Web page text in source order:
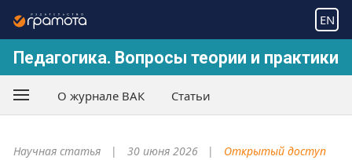
EN
Педагогика. Вопросы теории и практики
О журнале ВАК Статьи
Научная статья 30 июня 2026 Открытый доступ